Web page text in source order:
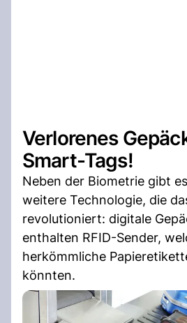
Verlorenes
Smart-Tags!
Neben der Biometrie gibt
weitere Technologie, die
revolutioniert: digitale
enthalten RFID-Sender,
herkömmliche
könnten.